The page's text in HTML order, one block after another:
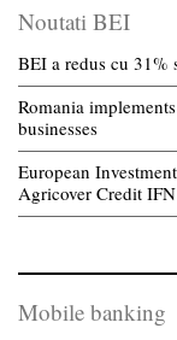
Noutati BEI
BEI a redus cu 31%
Romania
businesses
European
Agricover Credit IFN
Mobile banking